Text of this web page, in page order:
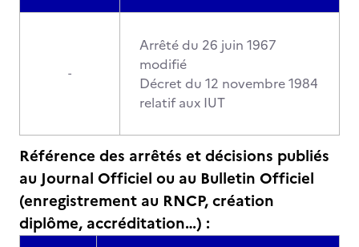
-
Arrêté du 26 juin 1967
modifié
Décret du 12 novembre 1984
relatif aux IUT
Référence des arrêtés et décisions publiés
au Journal Officiel ou au Bulletin Officiel
(enregistrement au RNCP, création
diplôme, accréditation…) :